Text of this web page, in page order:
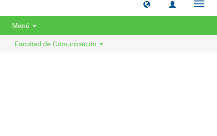
Menú
Facultad de Comunicación